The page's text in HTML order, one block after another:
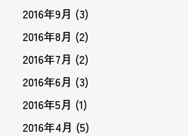
2016年9月 (3)
2016年8月 (2)
2016年7月 (2)
2016年6月 (3)
2016年5月 (1)
2016年4月 (5)